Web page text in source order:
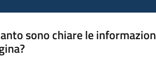
sono chiare le